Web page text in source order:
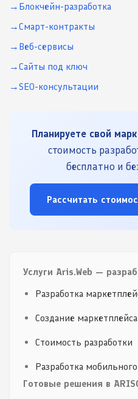
Блокчейн-разработка
Смарт-контракты
Веб-сервисы
Сайты под ключ
SEO-консультации
Планируете свой
стоимость
бесплатно и
Рассчитать
Услуги Aris.Web —
Разработка
Создание
Стоимость разработки
Разработка
Готовые решения в